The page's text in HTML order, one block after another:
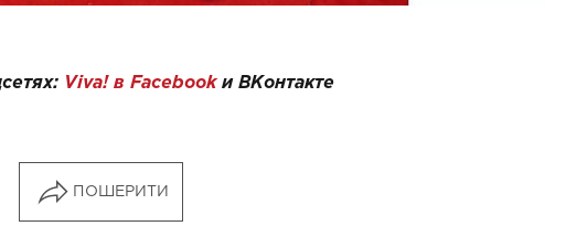
Viva! в Facebookи ВКонтакте
ПОШЕРИТИ